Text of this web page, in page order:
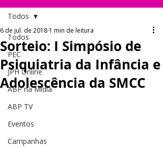
Todos
PEC
JPH Online
ABP na Mídia
ABP TV
Eventos
Campanhas
Todos
Sorteio: I Simpósio de
Psiquiatria da Infância e
Adolescência da SMCC
6 de jul. de 2018 1 min de leitura